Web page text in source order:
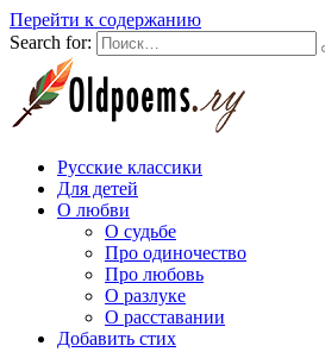
Перейти к содержанию
Search for:
Русские классики
Для детей
О любви
О судьбе
Про одиночество
Про любовь
О разлуке
О расставании
Добавить стих